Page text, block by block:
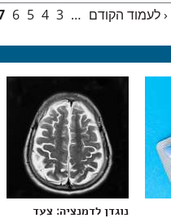
‹ לעמוד הקודם …
3
4
5
6
נוגדן לדמנציה: צעד